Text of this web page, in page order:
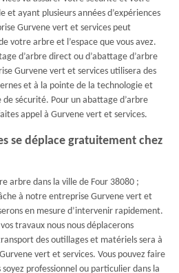
et ayant plusieurs années d’expériences
Gurvene vert et services peut
votre arbre et l’espace que vous avez.
d’arbre direct ou d’abattage d’arbre
Gurvene vert et services utilisera des
et à la pointe de la technologie et
sécurité. Pour un abattage d’arbre
appel à Gurvene vert et services.
se déplace gratuitement chez
arbre dans la ville de Four 38080 ;
à notre entreprise Gurvene vert et
en mesure d’intervenir rapidement.
travaux nous nous déplacerons
des outillages et matériels sera à
vert et services. Vous pouvez faire
professionnel ou particulier dans la